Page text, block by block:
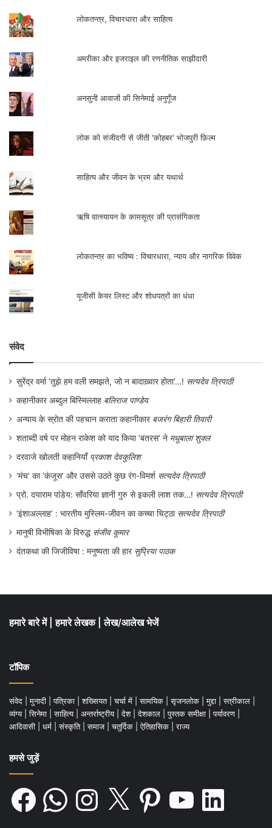
लोकतन्त्र, विचारधारा और साहित्य
अमरीका और इजराइल की रणनीतिक साझीदारी
अनसुनी आवाजों की सिनेमाई अनुगूँज
लोक को संजीदगी से जीती 'कोहबर' भोजपुरी फ़िल्म
साहित्य और जीवन के भ्रम और यथार्थ
ऋषि वात्स्यायन के कामसूत्र की प्रासंगिकता
लोकतन्त्र का भविष्य : विचारधारा, न्याय और नागरिक विवेक
यूजीसी केयर लिस्ट और शोधपत्रों का धंधा
संवेद
सुरेंद्र वर्मा ‘तुझे हम वली समझते, जो न बादाख़्वार होता’…! सत्यदेव त्रिपाठी
कहानीकार अब्दुल बिस्मिल्लाह बलिराज पाण्डेय
अन्याय के स्रोत की पहचान कराता कहानीकार बजरंग बिहारी तिवारी
शताब्दी वर्ष पर मोहन राकेश को याद किया ‘बतरस’ ने मधुबाला शुक्ल
दरवाजे खोलती कहानियाँ प्रकाश देवकुलिश
‘मंच’ का ‘कंजूस’ और उससे उठते कुछ रंग-विमर्श सत्यदेव त्रिपाठी
प्रो. दयाराम पांडेय: साँवरिया ज्ञानी गुरु से इकली लाश तक…! सत्यदेव त्रिपाठी
‘इंशाअल्लाह’ : भारतीय मुस्लिम-जीवन का कच्चा चिट्ठा सत्यदेव त्रिपाठी
मानुषी विभीषिका के विरुद्ध संजीव कुमार
दंतकथा की जिजीविषा : मनुष्यता की हार सुप्रिया पाठक
हमारे बारे में हमारे लेखक लेख/आलेख भेजें
टॉपिक
संवेद मुनादी पत्रिका शख्सियत चर्चा में सामयिक सृजनलोक मुद्दा स्त्रीकाल
व्यंग्य
सिनेमा साहित्य अन्तर्राष्ट्रीय देश देशकाल पुस्तक समीक्षा पर्यावरण
आदिवासी
धर्म संस्कृति समाज चतुर्दिक ऐतिहासिक राज्य
हमसे जुड़ें
Facebook WhatsAppInstagram Pinterest LinkedIn